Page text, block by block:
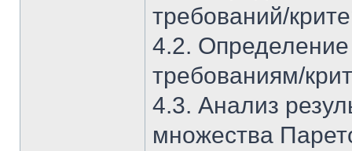
требований/
4.2. Определение
требованиям/
4.3. Анализ
множества